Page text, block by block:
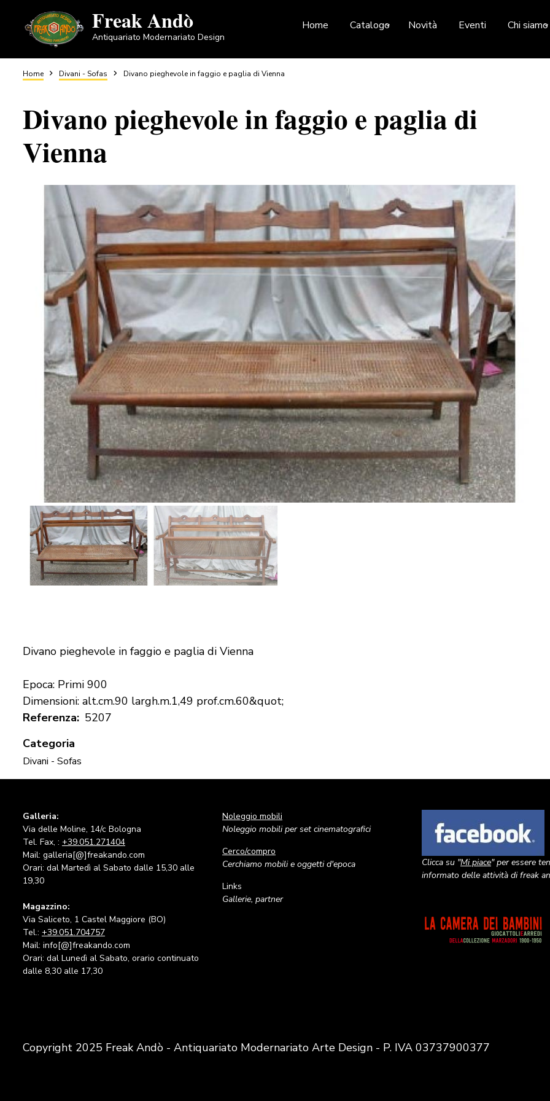
contenuto
principale
Freak Andò
Antiquariato Modernariato Design
Home Catalogo Novità Eventi Chi siamo
Briciole
di
pane
Home Divani - Sofas Divano pieghevole in faggio e paglia di Vienna
Divano pieghevole in faggio e paglia di
Vienna
Divano pieghevole in faggio e paglia di Vienna
Epoca: Primi 900
Dimensioni: alt.cm.90 largh.m.1,49 prof.cm.60&quot;
Referenza
5207
Categoria
Divani - Sofas
Galleria:
Via delle Moline, 14/c Bologna
Tel. Fax, : +39.051.271404
Mail: galleria[@]freakando.com
Orari: dal Martedì al Sabato dalle 15,30 alle
19,30
Magazzino:
Via Saliceto, 1 Castel Maggiore (BO)
Tel.: +39.051.704757
Mail: info[@]freakando.com
Orari: dal Lunedì al Sabato, orario continuato
dalle 8,30 alle 17,30
Noleggio mobili
Noleggio mobili per set cinematografici
Cerco/compro
Cerchiamo mobili e oggetti d'epoca
Links
Gallerie, partner
Clicca su "Mi piace" per essere
informato delle attività di freak
Image
Copyright 2025 Freak Andò - Antiquariato Modernariato Arte Design - P. IVA 03737900377